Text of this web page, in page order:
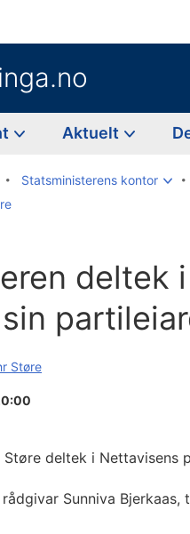
Aktuelt
Statsministerens kontor
deltek i
Støre
Støre deltek i Nettavisens
Sunniva Bjerkaas,